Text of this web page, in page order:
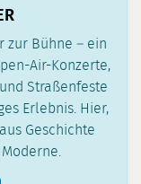
zur Bühne – ein
Air-Konzerte,
Straßenfeste
Erlebnis. Hier,
Geschichte